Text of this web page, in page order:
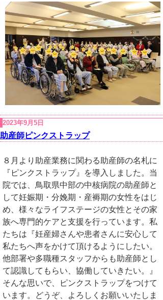
2023年9月5日
助産師ピンクストラップ
８月より助産業務に関わる助産師の名札に
『ピンクストラップ』を導入しました。当
院では、鳥取県中部の中核病院の助産師と
して妊娠期・分娩期・産褥期の女性をはじ
め、様々なライフステージの女性とその家
族へ専門的ケアと支援を行っています。私
たちは『妊産婦さんや患者さんに安心して
私たちへ声をかけて頂けるようにしたい。
他部署や多職種スタッフからも助産師とし
て認識してもらい、協働していきたい。』
そんな思いで、ピンクストラップをつけて
います。どうぞ、よろしくお願いいたしま